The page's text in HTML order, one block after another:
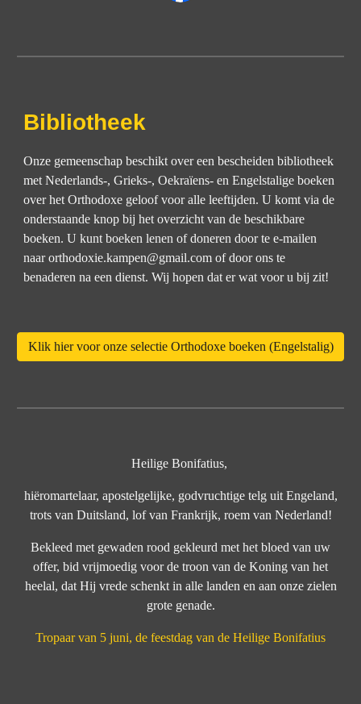
Bibliotheek
Onze gemeenschap beschikt over een bescheiden bibliotheek
met Nederlands-, Grieks-, Oekraïens- en Engelstalige boeken
over het Orthodoxe geloof voor alle leeftijden. U komt via de
onderstaande knop bij het overzicht van de beschikbare
boeken. U kunt boeken lenen of doneren door te e-mailen
naar orthodoxie.kampen@gmail.com of door ons te
benaderen na een dienst. Wij hopen dat er wat voor u bij zit!
Klik hier voor onze selectie Orthodoxe boeken (Engelstalig)
Heilige Bonifatius,
hiëromartelaar, apostelgelijke, godvruchtige telg uit Engeland,
trots van Duitsland, lof van Frankrijk, roem van Nederland!
Bekleed met gewaden rood gekleurd met het bloed van uw
offer, bid vrijmoedig voor de troon van de Koning van het
heelal, dat Hij vrede schenkt in alle landen en aan onze zielen
grote genade.
Tropaar van 5 juni, de feestdag van de Heilige Bonifatius